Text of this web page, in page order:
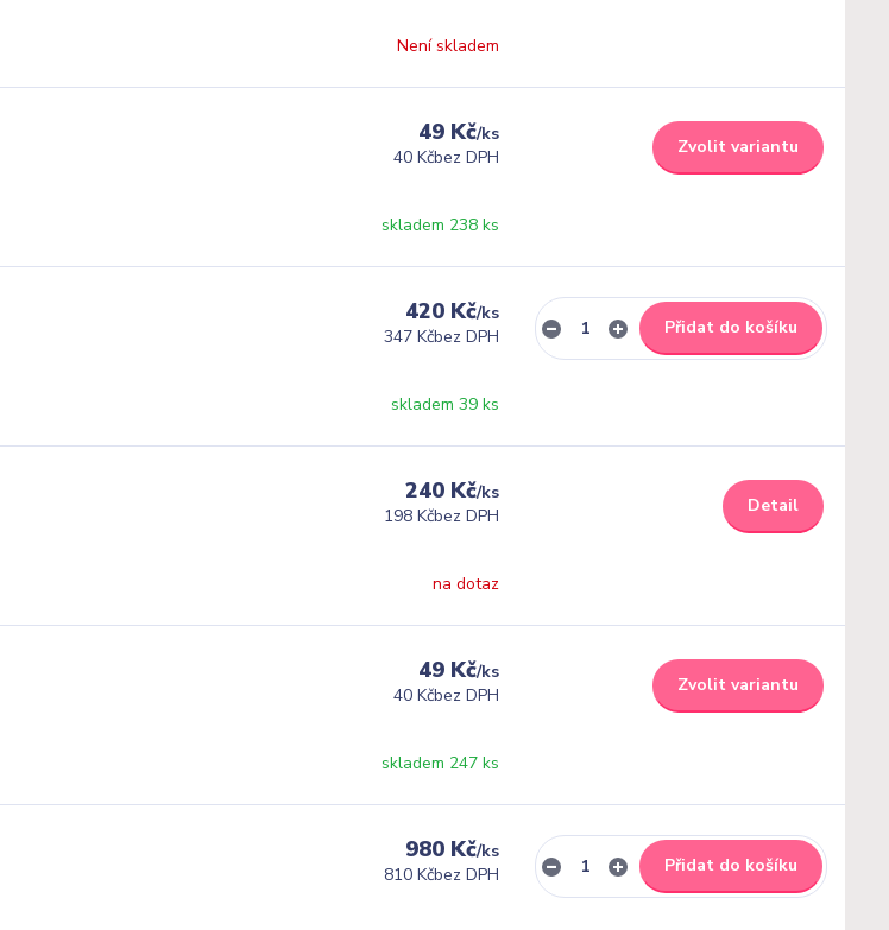
Není skladem
49 Kč/ks
40 Kčbez DPH
skladem 238 ks
Zvolit variantu
420 Kč/ks
347 Kčbez DPH
skladem 39 ks
Přidat do košíku
240 Kč/ks
198 Kčbez DPH
na dotaz
Detail
49 Kč/ks
40 Kčbez DPH
skladem 247 ks
Zvolit variantu
980 Kč/ks
810 Kčbez DPH Přidat do košíku